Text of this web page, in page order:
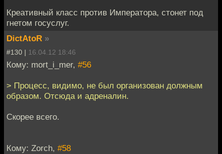
Креативный класс против Императора, стонет под
гнетом госуслуг.
DictAtoR »
#130 | 16.04.12 18:46
Кому: mort_i_mer, #56
> Процесс, видимо, не был организован должным
образом. Отсюда и адреналин.
Скорее всего.
Кому: Zorch, #58